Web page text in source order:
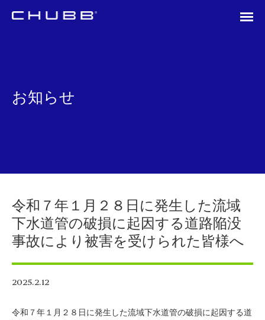
お知らせ
令和７年１月２８日に発生した流域
下水道管の破損に起因する道路陥没
事故により被害を受けられた皆様へ
2025.2.12
令和７年１月２８日に発生した流域下水道管の破損に起因する道